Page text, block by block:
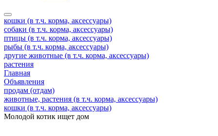
кошки (в т.ч. корма, аксессуары)
собаки (в т.ч. корма, аксессуары)
птицы (в т.ч. корма, аксессуары)
рыбы (в т.ч. корма, аксессуары)
другие животные (в т.ч. корма, аксессуары)
растения
Главная
Объявления
продам (отдам)
животные, растения (в т.ч. корма, аксессуары)
кошки (в т.ч. корма, аксессуары)
Молодой котик ищет дом